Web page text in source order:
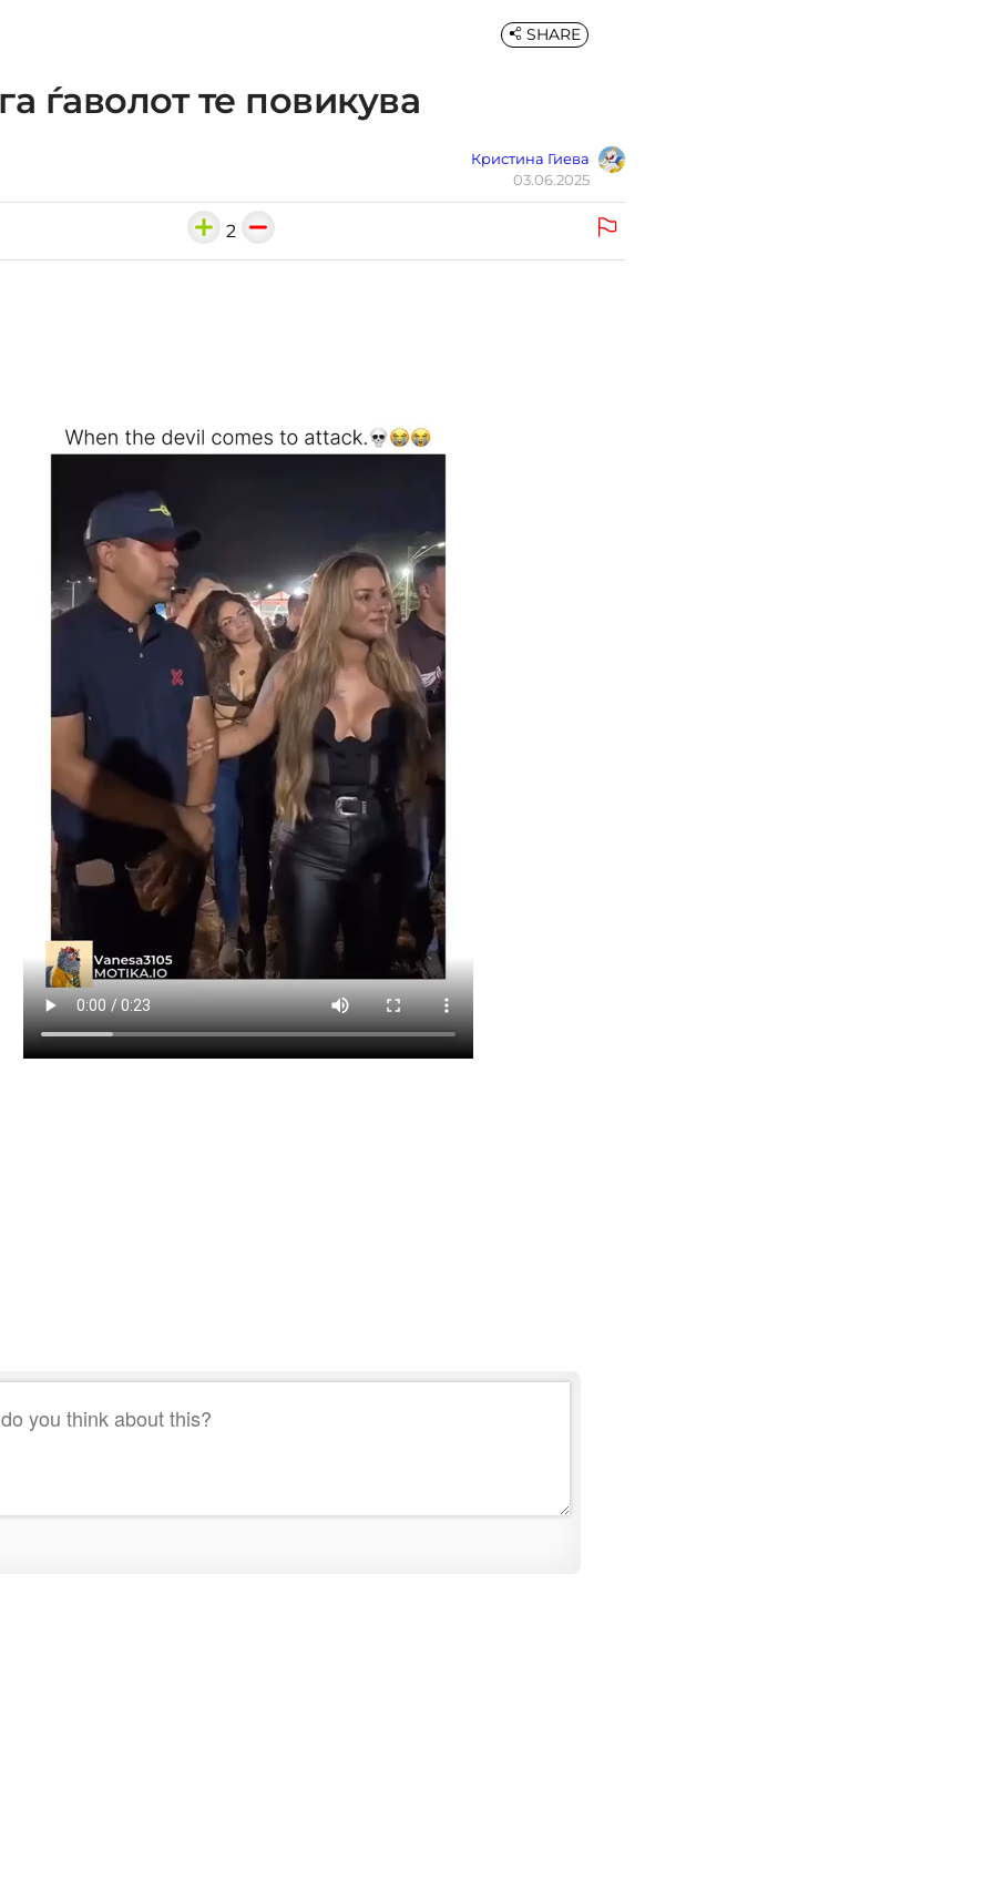
ѓаволот те повикува
Кристина Гиева
03.06.2025
SHARE
2